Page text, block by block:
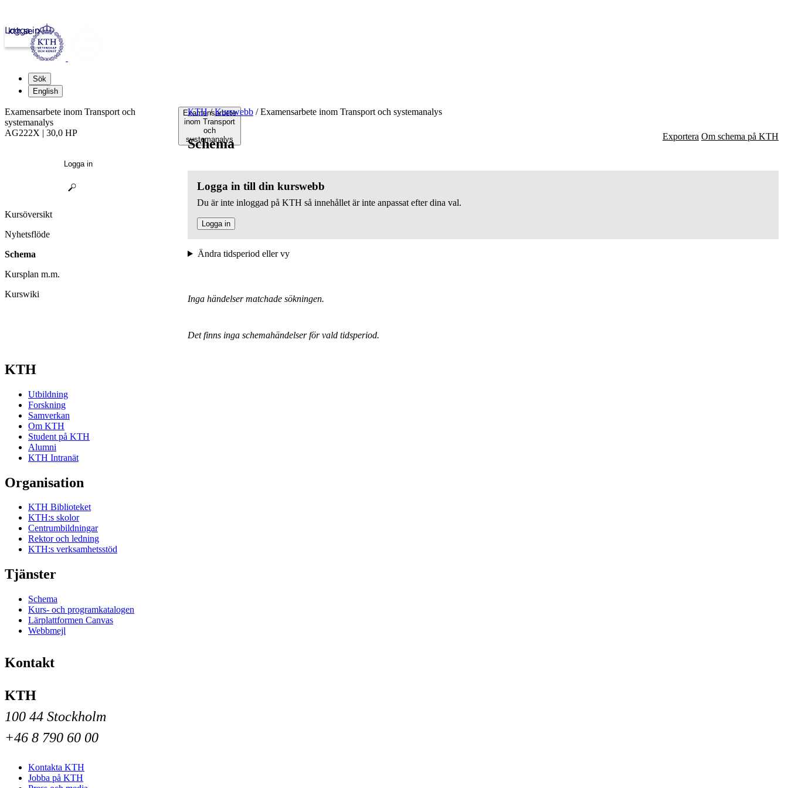
kth.se
Logga in
Sök
English
Examensarbete
inom Transport
och
systemanalys
KTH / Kurswebb /Examensarbete inom Transport och systemanalys
Schema Exportera Om schema på KTH
Logga in till din kurswebb
Du är inte inloggad på KTH så innehållet är inte anpassat efter dina val.
Logga in
Ändra tidsperiod eller vy
Inga händelser matchade sökningen.
Det finns inga schemahändelser för vald tidsperiod.
Examensarbete inom Transport och
systemanalys
AG222X | 30,0 HP
Logga in
Kursöversikt
Nyhetsflöde
Schema
Kursplan m.m.
Kurswiki
KTH
Utbildning
Forskning
Samverkan
Om KTH
Student på KTH
Alumni
KTH Intranät
Organisation
KTH Biblioteket
KTH:s skolor
Centrumbildningar
Rektor och ledning
KTH:s verksamhetsstöd
Tjänster
Schema
Kurs- och programkatalogen
Lärplattformen Canvas
Webbmejl
Kontakt
KTH
100 44 Stockholm
+46 8 790 60 00
Kontakta KTH
Jobba på KTH